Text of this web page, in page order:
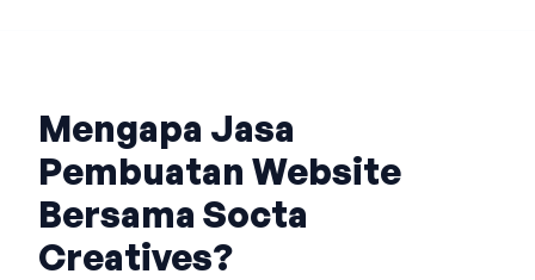
Mengapa Jasa
Pembuatan Website
Bersama Socta
Creatives?